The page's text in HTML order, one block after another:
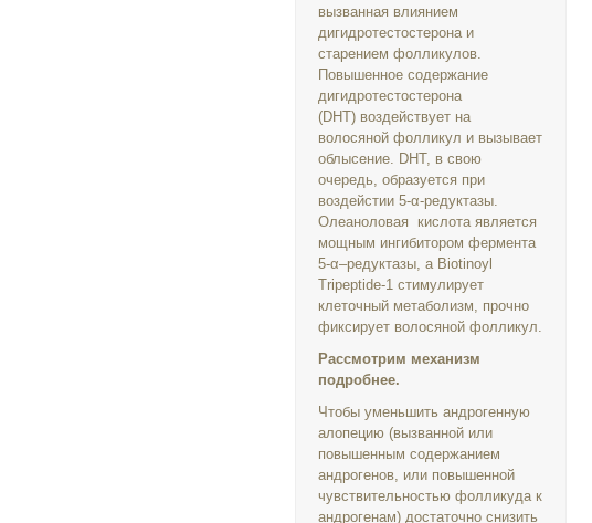
вызванная влиянием
дигидротестостерона и
старением фолликулов.
Повышенное содержание
дигидротестостерона
(DHТ) воздействует на
волосяной фолликул и вызывает
облысение. DHT, в свою
очередь, образуется при
воздейстии 5-α-редуктазы.
Олеаноловая кислота является
мощным ингибитором фермента
5-α–редуктазы, а Biotinoyl
Tripeptide-1 стимулирует
клеточный метаболизм, прочно
фиксирует волосяной фолликул.
Рассмотрим механизм
подробнее.
Чтобы уменьшить андрогенную
алопецию (вызванной или
повышенным содержанием
андрогенов, или повышенной
чувствительностью фолликуда к
андрогенам) достаточно снизить